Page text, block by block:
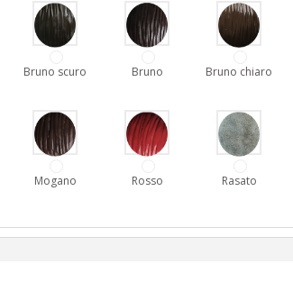
Bruno scuro Bruno Bruno chiaro
Mogano Rosso Rasato